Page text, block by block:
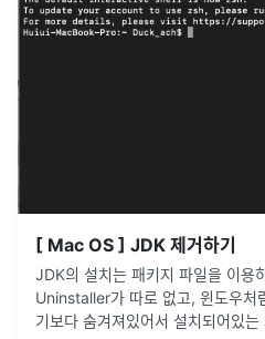
[ Mac OS ] JDK 제거하기
JDK의 설치는 패키지 파일을 이용
Uninstaller가 따로 없고, 윈도우처
기보다 숨겨져있어서 설치되어있